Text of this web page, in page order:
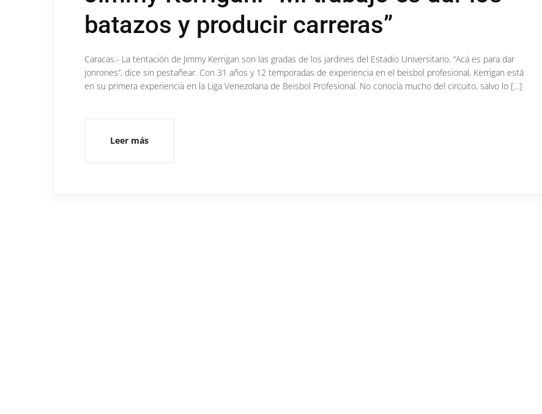
batazos y producir carreras”
Caracas.- La tentación de Jimmy Kerrigan son las gradas de los jardines del Estadio Universitario. “Acá es para dar
jonrones”, dice sin pestañear. Con 31 años y 12 temporadas de experiencia en el beisbol profesional, Kerrigan está
en su primera experiencia en la Liga Venezolana de Beisbol Profesional. No conocía mucho del circuito, salvo lo […]
Leer más